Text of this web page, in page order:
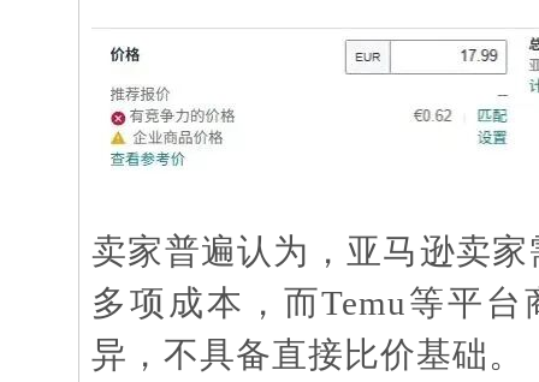
卖家普遍认为，亚马逊卖家
多项成本，而Temu等平
异，不具备直接比价基础。